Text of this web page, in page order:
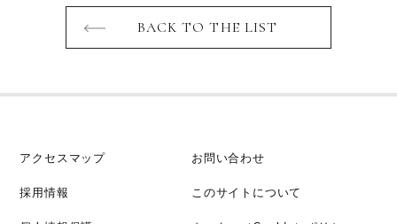
BACK TO THE LIST
アクセスマップ お問い合わせ
採用情報 このサイトについて